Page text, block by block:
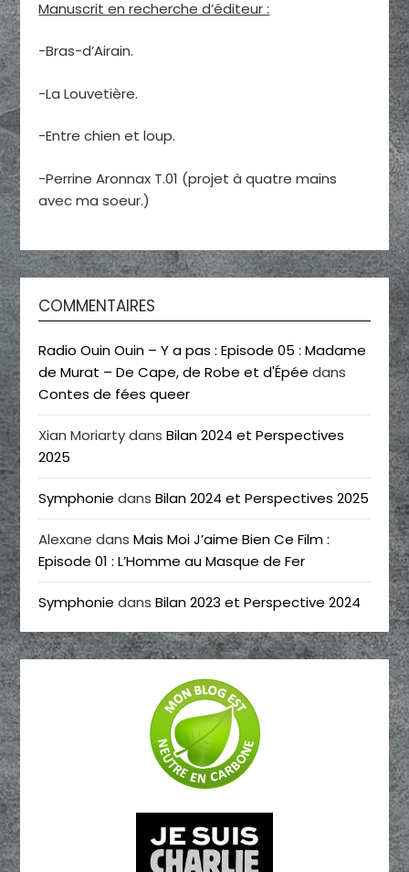
Manuscrit en recherche d’éditeur :
-Bras-d’Airain.
-La Louvetière.
-Entre chien et loup.
-Perrine Aronnax T.01 (projet à quatre mains
avec ma soeur.)
COMMENTAIRES
Radio Ouin Ouin – Y a pas : Episode 05 : Madame
de Murat – De Cape, de Robe et d'Épée dans
Contes de fées queer
Xian MoriartydansBilan 2024 et Perspectives
2025
Symphonie dansBilan 2024 et Perspectives 2025
Alexane dansMais Moi J’aime Bien Ce Film :
Episode 01 : L’Homme au Masque de Fer
Symphonie dansBilan 2023 et Perspective 2024